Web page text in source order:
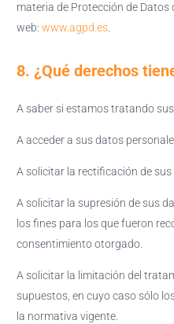
materia de Protección de
web: www.agpd.es
8. ¿Qué derechos
A saber si estamos tratando
A acceder a sus datos
A solicitar la rectificación de
A solicitar la supresión de sus
los fines para los que fueron
consentimiento otorgado.
A solicitar la limitación del
supuestos, en cuyo caso sólo
la normativa vigente.